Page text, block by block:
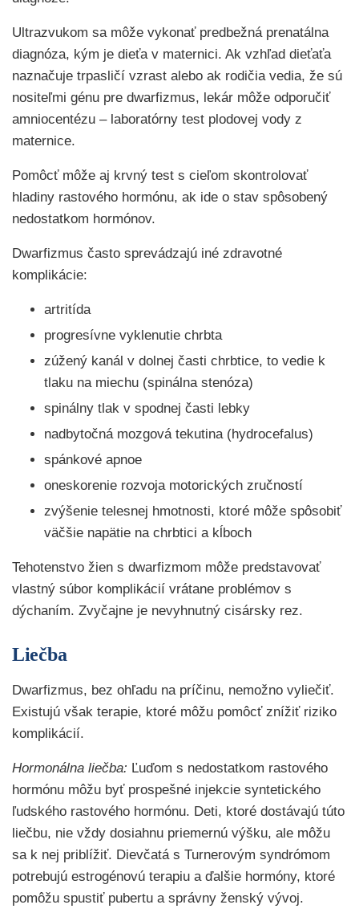
Ultrazvukom sa môže vykonať predbežná prenatálna
diagnóza, kým je dieťa v maternici. Ak vzhľad dieťaťa
naznačuje trpasličí vzrast alebo ak rodičia vedia, že sú
nositeľmi génu pre dwarfizmus, lekár môže odporučiť
amniocentézu – laboratórny test plodovej vody z
maternice.
Pomôcť môže aj krvný test s cieľom skontrolovať
hladiny rastového hormónu, ak ide o stav spôsobený
nedostatkom hormónov.
Dwarfizmus často sprevádzajú iné zdravotné
komplikácie:
artritída
progresívne vyklenutie chrbta
zúžený kanál v dolnej časti chrbtice, to vedie k
tlaku na miechu (spinálna stenóza)
spinálny tlak v spodnej časti lebky
nadbytočná mozgová tekutina (hydrocefalus)
spánkové apnoe
oneskorenie rozvoja motorických zručností
zvýšenie telesnej hmotnosti, ktoré môže spôsobiť
väčšie napätie na chrbtici a kĺboch
Tehotenstvo žien s dwarfizmom môže predstavovať
vlastný súbor komplikácií vrátane problémov s
dýchaním. Zvyčajne je nevyhnutný cisársky rez.
Liečba
Dwarfizmus, bez ohľadu na príčinu, nemožno vyliečiť.
Existujú však terapie, ktoré môžu pomôcť znížiť riziko
komplikácií.
Hormonálna liečba: Ľuďom s nedostatkom rastového
hormónu môžu byť prospešné injekcie syntetického
ľudského rastového hormónu. Deti, ktoré dostávajú túto
liečbu, nie vždy dosiahnu priemernú výšku, ale môžu
sa k nej priblížiť. Dievčatá s Turnerovým syndrómom
potrebujú estrogénovú terapiu a ďalšie hormóny, ktoré
pomôžu spustiť pubertu a správny ženský vývoj.